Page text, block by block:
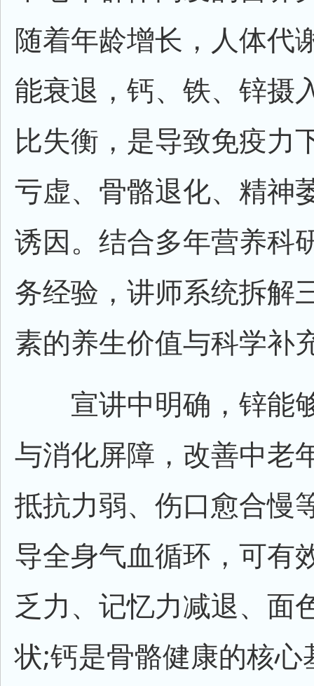
随着年龄增长，人体代
能衰退，钙、铁、锌摄
比失衡，是导致免疫力
亏虚、骨骼退化、精神
诱因。结合多年营养科
务经验，讲师系统拆解
素的养生价值与科学补
宣讲中明确，锌能
与消化屏障，改善中老
抵抗力弱、伤口愈合慢
导全身气血循环，可有
乏力、记忆力减退、面
状;钙是骨骼健康的核心